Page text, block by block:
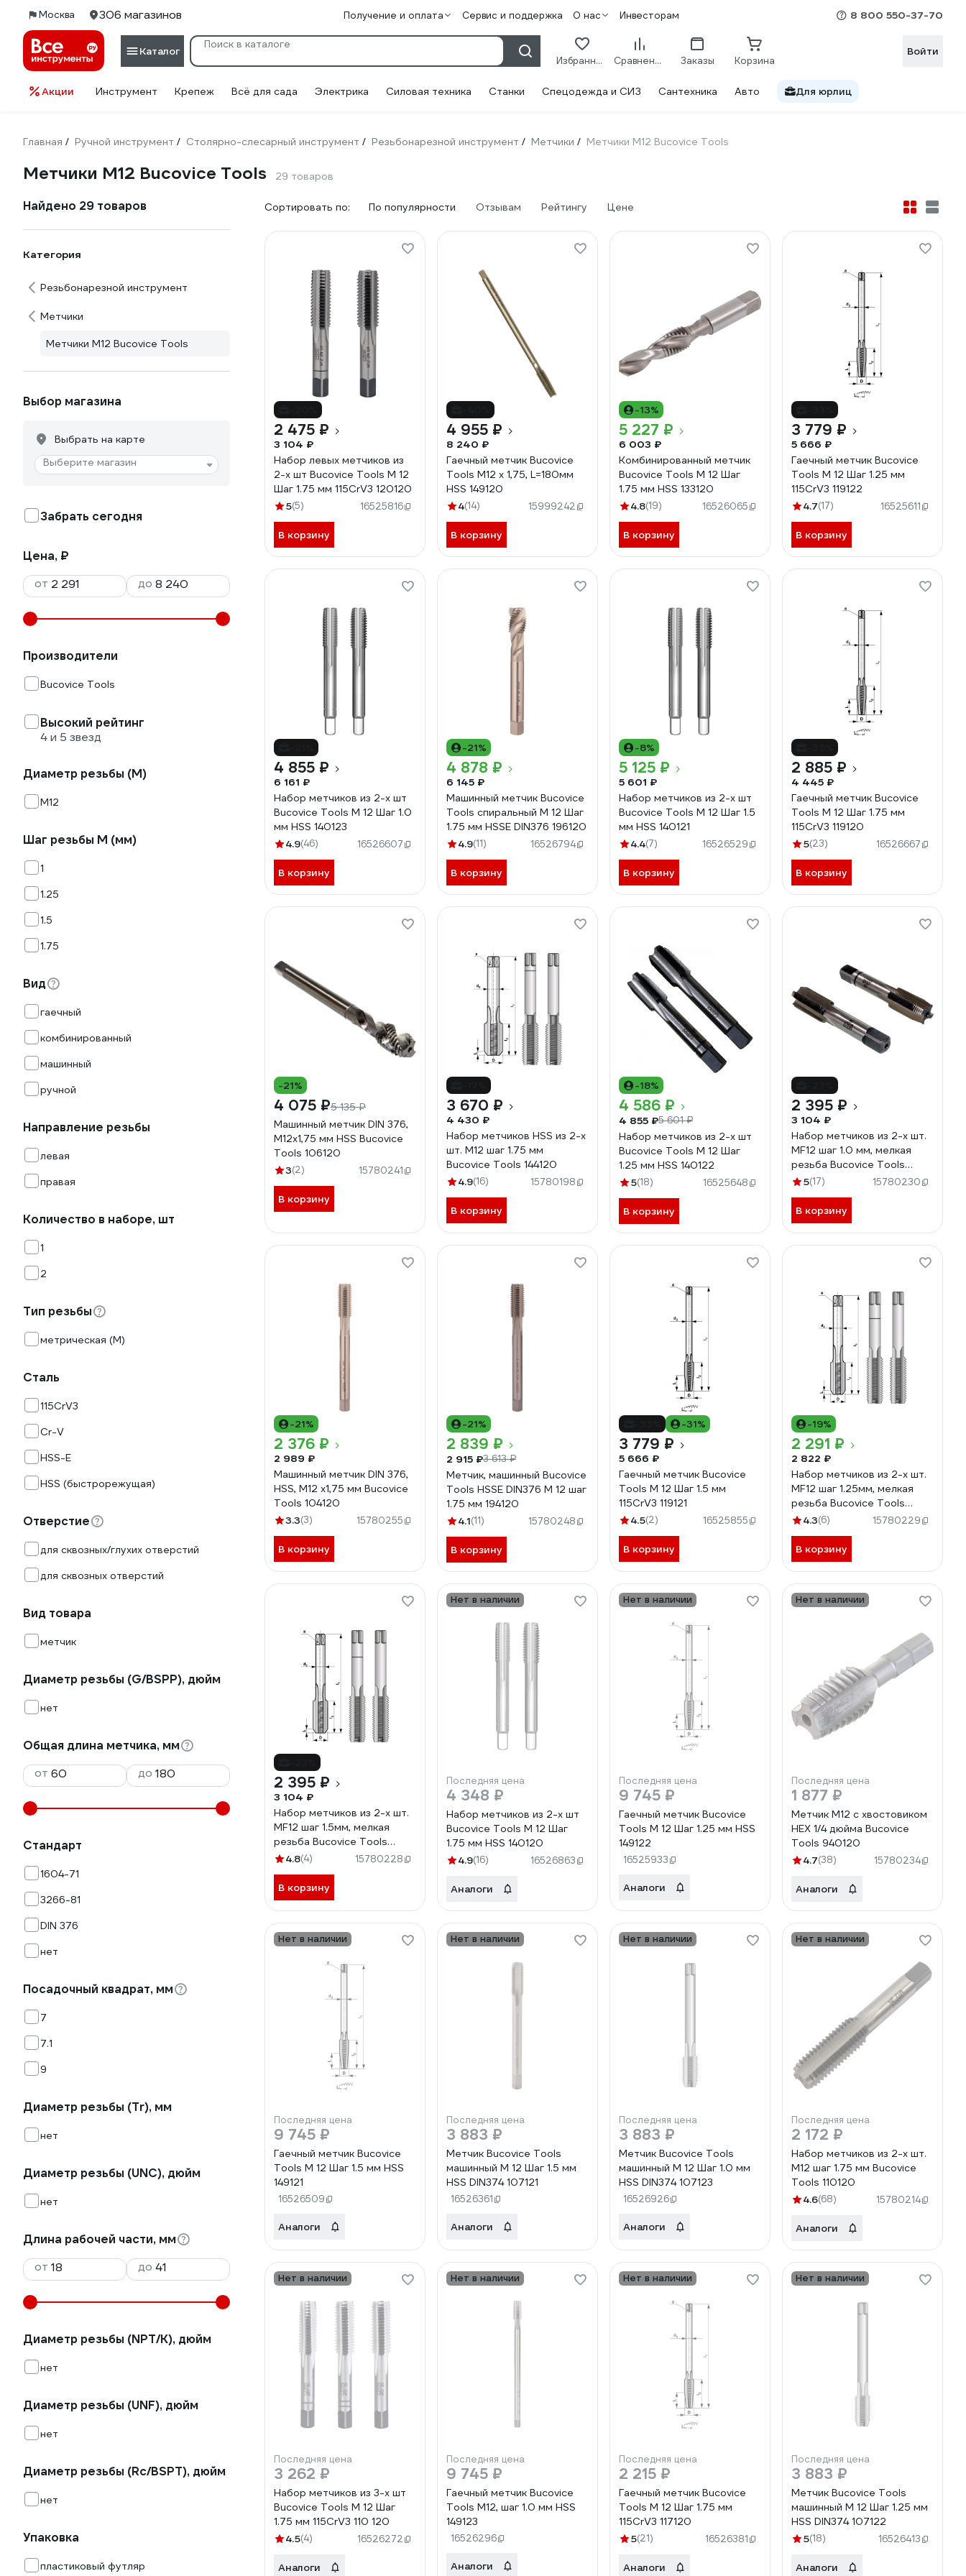
Москва 306 магазинов Получение и оплата Сервис и поддержка О нас Инвесторам 8 800 550-37-70
Каталог
Избранное Сравнение Заказы Корзина
Войти
Акции Инструмент Крепеж Всё для сада Электрика Силовая техника Станки Спецодежда и СИЗ Сантехника Авто Для юрлиц
Главная / Ручной инструмент / Столярно-слесарный инструмент / Резьбонарезной инструмент / Метчики / Метчики М12 Bucovice Tools
Метчики М12 Bucovice Tools 29 товаров
Найдено 29 товаров
Категория
Резьбонарезной инструмент
Метчики
Метчики М12 Bucovice Tools
Выбор магазина
Выбрать на карте
Выберите магазин
Забрать сегодня
Цена, ₽
от
до
Производители
Bucovice Tools
Высокий рейтинг
4 и 5 звезд
Диаметр резьбы (М)
М12
Шаг резьбы М (мм)
1
1.25
1.5
1.75
Вид
гаечный
комбинированный
машинный
ручной
Направление резьбы
левая
правая
Количество в наборе, шт
1
2
Тип резьбы
метрическая (М)
Сталь
115CrV3
Cr-V
HSS-E
HSS (быстрорежущая)
Отверстие
для сквозных/глухих отверстий
для сквозных отверстий
Вид товара
метчик
Диаметр резьбы (G/BSPP), дюйм
нет
Общая длина метчика, мм
от
до
Стандарт
1604-71
3266-81
DIN 376
нет
Посадочный квадрат, мм
7
7.1
9
Диаметр резьбы (Tr), мм
нет
Диаметр резьбы (UNC), дюйм
нет
Длина рабочей части, мм
от
до
Диаметр резьбы (NPT/K), дюйм
нет
Диаметр резьбы (UNF), дюйм
нет
Диаметр резьбы (Rc/BSPT), дюйм
нет
Упаковка
пластиковый футляр
Сортировать по: По популярности Отзывам Рейтингу Цене
2 475 ₽
3 104 ₽
Набор левых метчиков из
2-х шт Bucovice Tools М 12
Шаг 1.75 мм 115CrV3 120120
5(5) 16525816
В корзину
4 955 ₽
8 240 ₽
Гаечный метчик Bucovice
Tools М12 х 1,75, L=180мм
HSS 149120
4(14) 15999242
В корзину
-13%
5 227 ₽
6 003 ₽
Комбинированный метчик
Bucovice Tools М 12 Шаг
1.75 мм HSS 133120
4.8(19) 16526065
В корзину
3 779 ₽
5 666 ₽
Гаечный метчик Bucovice
Tools М 12 Шаг 1.25 мм
115CrV3 119122
4.7(17) 16525611
В корзину
4 855 ₽
6 161 ₽
Набор метчиков из 2-х шт
Bucovice Tools М 12 Шаг 1.0
мм HSS 140123
4.9(46) 16526607
В корзину
-21%
4 878 ₽
6 145 ₽
Машинный метчик Bucovice
Tools спиральный М 12 Шаг
1.75 мм HSSE DIN376 196120
4.9(11) 16526794
В корзину
-8%
5 125 ₽
5 601 ₽
Набор метчиков из 2-х шт
Bucovice Tools М 12 Шаг 1.5
мм HSS 140121
4.4(7) 16526529
В корзину
2 885 ₽
4 445 ₽
Гаечный метчик Bucovice
Tools М 12 Шаг 1.75 мм
115CrV3 119120
5(23) 16526667
В корзину
-21%
4 075 ₽5 135 ₽
Машинный метчик DIN 376,
M12х1,75 мм HSS Bucovice
Tools 106120
3(2) 15780241
В корзину
3 670 ₽
4 430 ₽
Набор метчиков HSS из 2-х
шт. M12 шаг 1.75 мм
Bucovice Tools 144120
4.9(16) 15780198
В корзину
-18%
4 586 ₽
4 855 ₽5 601 ₽
Набор метчиков из 2-х шт
Bucovice Tools М 12 Шаг
1.25 мм HSS 140122
5(18) 16525648
В корзину
2 395 ₽
3 104 ₽
Набор метчиков из 2-х шт.
MF12 шаг 1.0 мм, мелкая
резьба Bucovice Tools
110123
5(17) 15780230
В корзину
-21%
2 376 ₽
2 989 ₽
Машинный метчик DIN 376,
HSS, M12 х1,75 мм Bucovice
Tools 104120
3.3(3) 15780255
В корзину
-21%
2 839 ₽
2 915 ₽3 613 ₽
Метчик, машинный Bucovice
Tools HSSE DIN376 M 12 шаг
1.75 мм 194120
4.1(11) 15780248
В корзину
-31%
3 779 ₽
5 666 ₽
Гаечный метчик Bucovice
Tools М 12 Шаг 1.5 мм
115CrV3 119121
4.5(2) 16525855
В корзину
-19%
2 291 ₽
2 822 ₽
Набор метчиков из 2-х шт.
MF12 шаг 1.25мм, мелкая
резьба Bucovice Tools
110122
4.3(6) 15780229
В корзину
2 395 ₽
3 104 ₽
Набор метчиков из 2-х шт.
MF12 шаг 1.5мм, мелкая
резьба Bucovice Tools
110121
4.8(4) 15780228
В корзину
Нет в наличии
Последняя цена
4 348 ₽
Набор метчиков из 2-х шт
Bucovice Tools М 12 Шаг
1.75 мм HSS 140120
4.9(16) 16526863
Аналоги
Нет в наличии
Последняя цена
9 745 ₽
Гаечный метчик Bucovice
Tools М 12 Шаг 1.25 мм HSS
149122
16525933
Аналоги
Нет в наличии
Последняя цена
1 877 ₽
Метчик М12 с хвостовиком
HEX 1/4 дюйма Bucovice
Tools 940120
4.7(38) 15780234
Аналоги
Нет в наличии
Последняя цена
9 745 ₽
Гаечный метчик Bucovice
Tools М 12 Шаг 1.5 мм HSS
149121
16526509
Аналоги
Нет в наличии
Последняя цена
3 883 ₽
Метчик Bucovice Tools
машинный М 12 Шаг 1.5 мм
HSS DIN374 107121
16526361
Аналоги
Нет в наличии
Последняя цена
3 883 ₽
Метчик Bucovice Tools
машинный М 12 Шаг 1.0 мм
HSS DIN374 107123
16526926
Аналоги
Нет в наличии
Последняя цена
2 172 ₽
Набор метчиков из 2-х шт.
M12 шаг 1.75 мм Bucovice
Tools 110120
4.6(68) 15780214
Аналоги
Нет в наличии
Последняя цена
3 262 ₽
Набор метчиков из 3-х шт
Bucovice Tools М 12 Шаг
1.75 мм 115CrV3 110 120
4.5(4) 16526272
Аналоги
Нет в наличии
Последняя цена
9 745 ₽
Гаечный метчик Bucovice
Tools М12, шаг 1.0 мм HSS
149123
16526296
Аналоги
Нет в наличии
Последняя цена
2 215 ₽
Гаечный метчик Bucovice
Tools М 12 Шаг 1.75 мм
115CrV3 117120
5(21) 16526381
Аналоги
Нет в наличии
Последняя цена
3 883 ₽
Метчик Bucovice Tools
машинный М 12 Шаг 1.25 мм
HSS DIN374 107122
5(18) 16526413
Аналоги